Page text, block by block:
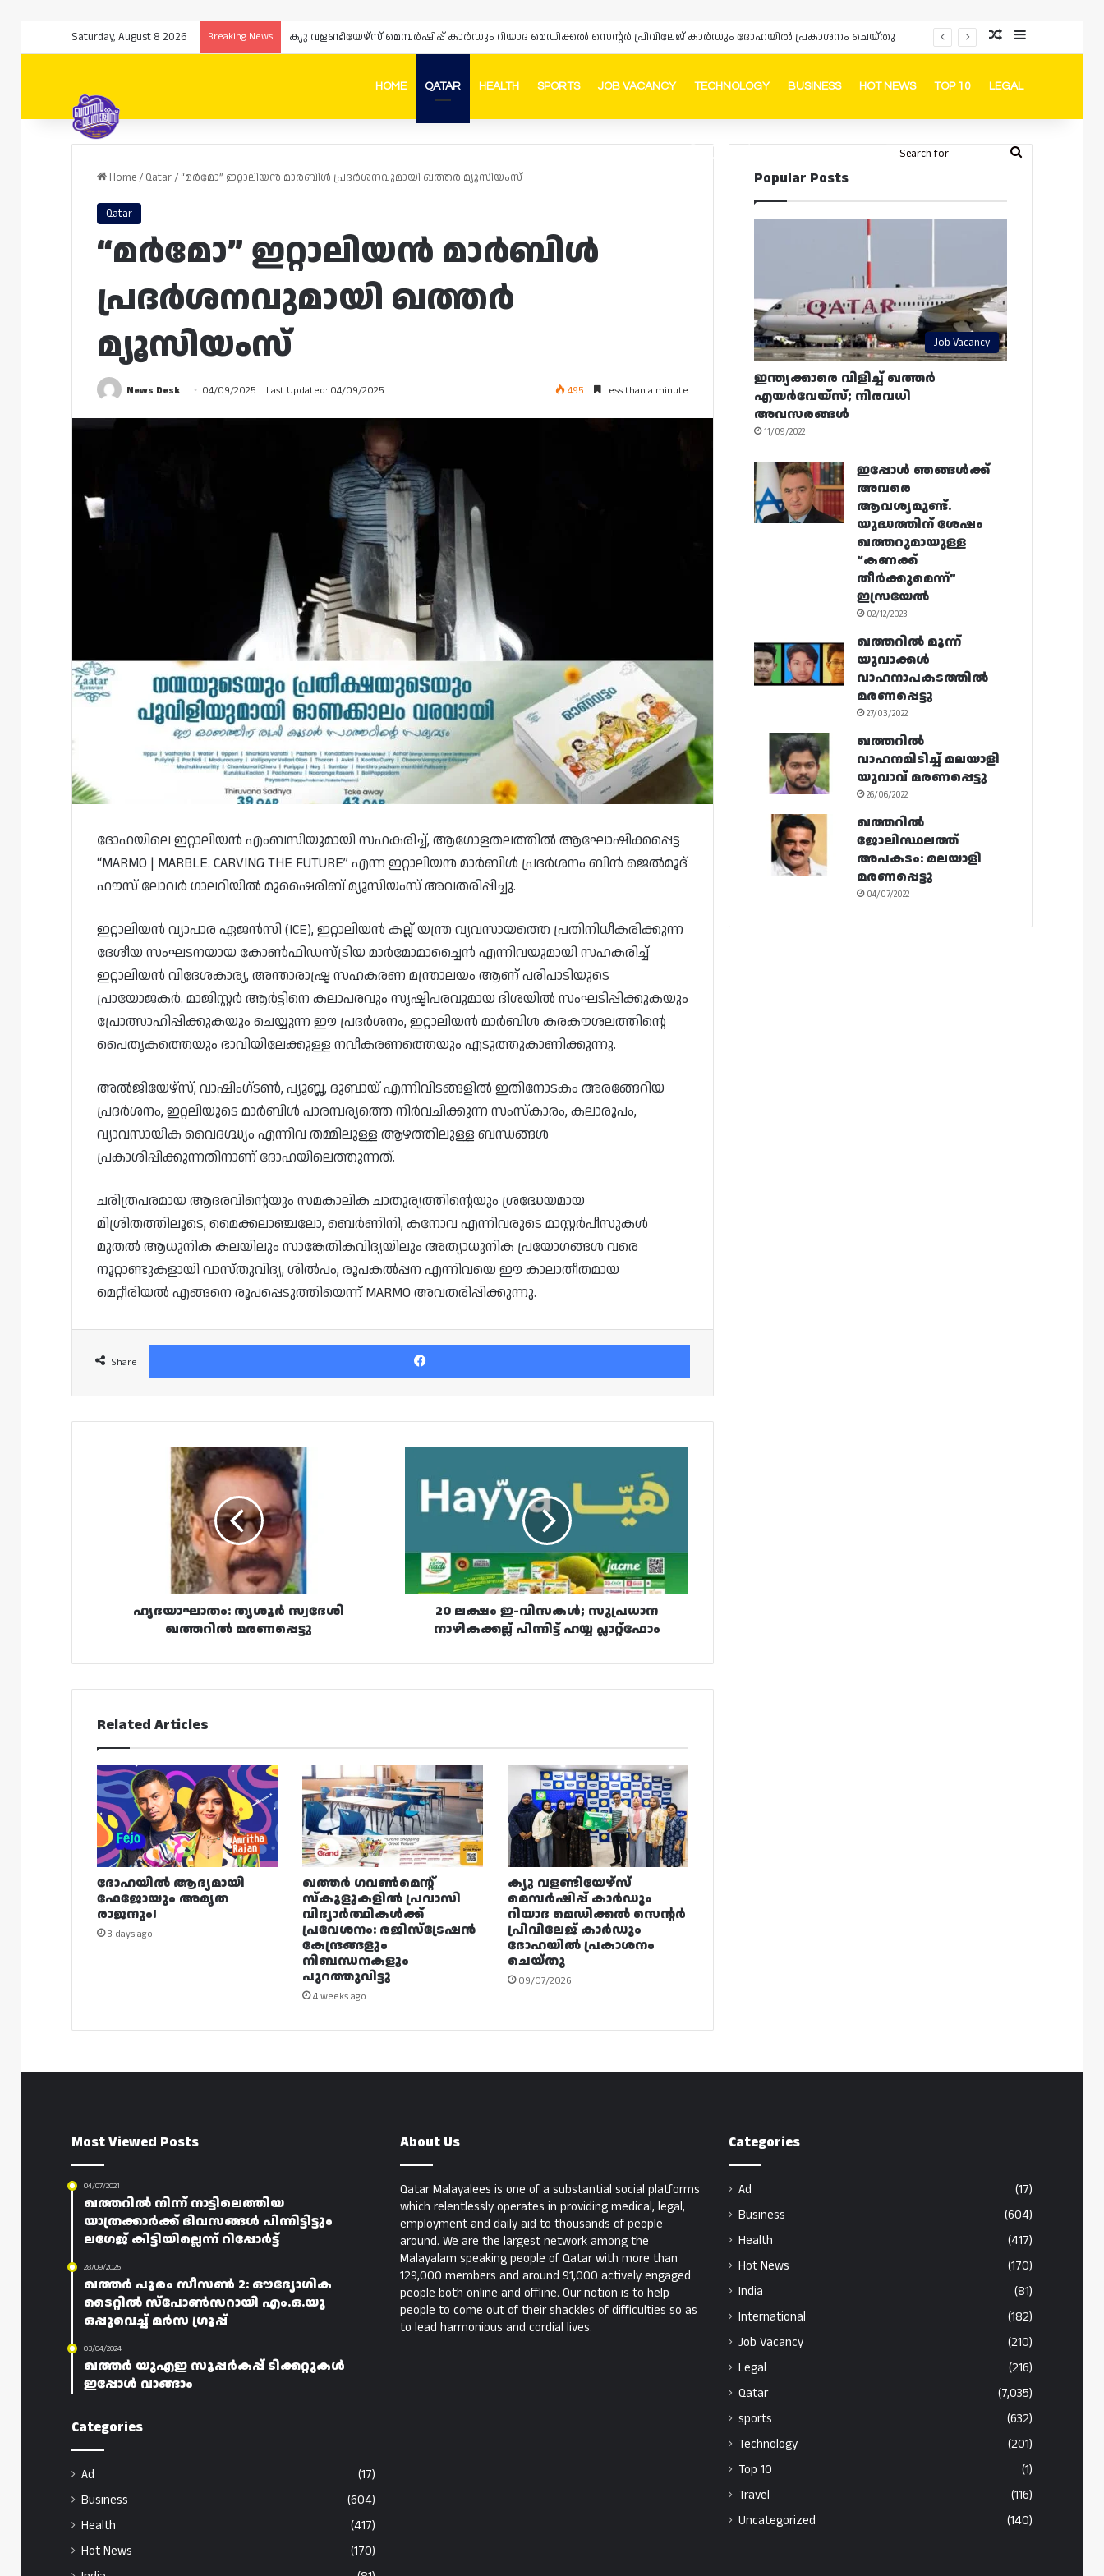
Saturday, August 8 2026 Breaking News ക്യു വളണ്ടിയേഴ്‌സ് മെമ്പർഷിപ്പ് കാർഡും റിയാദ മെഡിക്കൽ സെന്റർ പ്രിവിലേജ് കാർഡും ദോഹയിൽ പ്രകാശനം ചെയ്തു Random Article
Sidebar
HOME QATAR HEALTH SPORTS JOB VACANCY TECHNOLOGY BUSINESS HOT NEWS TOP 10 LEGAL
FacebookInstagram
Telegram
Whatsapp Random Article
Switch skin
Search
Home/ Qatar/ “മർമോ” ഇറ്റാലിയൻ മാർബിൾ പ്രദർശനവുമായി ഖത്തർ മ്യൂസിയംസ്
Qatar
“മർമോ” ഇറ്റാലിയൻ മാർബിൾ
പ്രദർശനവുമായി ഖത്തർ
മ്യൂസിയംസ്
News Desk 04/09/2025 Last Updated: 04/09/2025 495 Less than a minute
ദോഹയിലെ ഇറ്റാലിയൻ എംബസിയുമായി സഹകരിച്ച്, ആഗോളതലത്തിൽ ആഘോഷിക്കപ്പെട്ട
“MARMO | MARBLE. CARVING THE FUTURE” എന്ന ഇറ്റാലിയൻ മാർബിൾ പ്രദർശനം ബിൻ ജെൽമൂദ്
ഹൗസ് ലോവർ ഗാലറിയിൽ മുഷൈരിബ് മ്യൂസിയംസ് അവതരിപ്പിച്ചു.
ഇറ്റാലിയൻ വ്യാപാര ഏജൻസി (ICE), ഇറ്റാലിയൻ കല്ല് യന്ത്ര വ്യവസായത്തെ പ്രതിനിധീകരിക്കുന്ന
ദേശീയ സംഘടനയായ കോൺഫിഡസ്ട്രിയ മാർമോമാച്ചൈൻ എന്നിവയുമായി സഹകരിച്ച്
ഇറ്റാലിയൻ വിദേശകാര്യ, അന്താരാഷ്ട്ര സഹകരണ മന്ത്രാലയം ആണ് പരിപാടിയുടെ
പ്രായോജകർ. മാജിസ്റ്റർ ആർട്ടിനെ കലാപരവും സൃഷ്ടിപരവുമായ ദിശയിൽ സംഘടിപ്പിക്കുകയും
പ്രോത്സാഹിപ്പിക്കുകയും ചെയ്യുന്ന ഈ പ്രദർശനം, ഇറ്റാലിയൻ മാർബിൾ കരകൗശലത്തിന്റെ
പൈതൃകത്തെയും ഭാവിയിലേക്കുള്ള നവീകരണത്തെയും എടുത്തുകാണിക്കുന്നു.
അൽജിയേഴ്‌സ്, വാഷിംഗ്ടൺ, പ്യൂബ്ല, ദുബായ് എന്നിവിടങ്ങളിൽ ഇതിനോടകം അരങ്ങേറിയ
പ്രദർശനം, ഇറ്റലിയുടെ മാർബിൾ പാരമ്പര്യത്തെ നിർവചിക്കുന്ന സംസ്കാരം, കലാരൂപം,
വ്യാവസായിക വൈദഗ്ദ്ധ്യം എന്നിവ തമ്മിലുള്ള ആഴത്തിലുള്ള ബന്ധങ്ങൾ
പ്രകാശിപ്പിക്കുന്നതിനാണ് ദോഹയിലെത്തുന്നത്.
ചരിത്രപരമായ ആദരവിന്റെയും സമകാലിക ചാതുര്യത്തിന്റെയും ശ്രദ്ധേയമായ
മിശ്രിതത്തിലൂടെ, മൈക്കലാഞ്ചലോ, ബെർണിനി, കനോവ എന്നിവരുടെ മാസ്റ്റർപീസുകൾ
മുതൽ ആധുനിക കലയിലും സാങ്കേതികവിദ്യയിലും അത്യാധുനിക പ്രയോഗങ്ങൾ വരെ
നൂറ്റാണ്ടുകളായി വാസ്തുവിദ്യ, ശിൽപം, രൂപകൽപ്പന എന്നിവയെ ഈ കാലാതീതമായ
മെറ്റീരിയൽ എങ്ങനെ രൂപപ്പെടുത്തിയെന്ന് MARMO അവതരിപ്പിക്കുന്നു.
Share
Facebook
ഹൃദയാഘാതം:
ഹൃദയാഘാതം: തൃശൂർ സ്വദേശി
ഖത്തറിൽ മരണപ്പെട്ടു
പിന്നിട്ട്
ഹയ്യ
പ്ലാറ്റ്ഫോം
20 ലക്ഷം ഇ-വിസകൾ; സുപ്രധാന
നാഴികക്കല്ല് പിന്നിട്ട് ഹയ്യ പ്ലാറ്റ്ഫോം
Related Articles
ദോഹയിൽ ആദ്യമായി
ഫേജോയും അമൃത
രാജനും!
3 days ago
ഖത്തർ ഗവൺമെന്റ്
സ്കൂളുകളിൽ പ്രവാസി
വിദ്യാർത്ഥികൾക്ക്
പ്രവേശനം: രജിസ്ട്രേഷൻ
കേന്ദ്രങ്ങളും
നിബന്ധനകളും
പുറത്തുവിട്ടു
4 weeks ago
ക്യു വളണ്ടിയേഴ്‌സ്
മെമ്പർഷിപ്പ് കാർഡും
റിയാദ മെഡിക്കൽ സെന്റർ
പ്രിവിലേജ് കാർഡും
ദോഹയിൽ പ്രകാശനം
ചെയ്തു
09/07/2026
Popular Posts
Job Vacancy
ഇന്ത്യക്കാരെ വിളിച്ച് ഖത്തർ
എയർവേയ്‌സ്; നിരവധി
അവസരങ്ങൾ
11/09/2022
ഇപ്പോൾ ഞങ്ങൾക്ക്
അവരെ
ആവശ്യമുണ്ട്.
യുദ്ധത്തിന് ശേഷം
ഖത്തറുമായുള്ള
“കണക്ക്
തീർക്കുമെന്ന്”
ഇസ്രയേൽ
02/12/2023
ഖത്തറിൽ മൂന്ന്
യുവാക്കൾ
വാഹനാപകടത്തിൽ
മരണപ്പെട്ടു
27/03/2022
ഖത്തറിൽ
വാഹനമിടിച്ച് മലയാളി
യുവാവ് മരണപ്പെട്ടു
26/06/2022
ഖത്തറിൽ
ജോലിസ്ഥലത്ത്
അപകടം: മലയാളി
മരണപ്പെട്ടു
04/07/2022
Most Viewed Posts
04/07/2021
ഖത്തറിൽ നിന്ന് നാട്ടിലെത്തിയ
യാത്രക്കാർക്ക് ദിവസങ്ങൾ പിന്നിട്ടിട്ടും
ലഗേജ് കിട്ടിയില്ലെന്ന് റിപ്പോർട്ട്
28/09/2025
ഖത്തർ പൂരം സീസൺ 2: ഔദ്യോഗിക
ടൈറ്റിൽ സ്പോൺസറായി എം.ഒ.യു
ഒപ്പുവെച്ച് മർസ ഗ്രൂപ്പ്
03/04/2024
ഖത്തർ യുഎഇ സൂപ്പർകപ്പ് ടിക്കറ്റുകൾ
ഇപ്പോൾ വാങ്ങാം
Categories
Ad
(17)
Business
(604)
Health
(417)
Hot News
(170)
About Us
Qatar Malayalees is one of a substantial social platforms
which relentlessly operates in providing medical, legal,
employment and daily aid to thousands of people
around. We are the largest network among the
Malayalam speaking people of Qatar with more than
129,000 members and around 91,000 actively engaged
people both online and offline. Our notion is to help
people to come out of their shackles of difficulties so as
to lead harmonious and cordial lives.
Categories
Ad
(17)
Business
(604)
Health
(417)
Hot News
(170)
India
(81)
International
(182)
Job Vacancy
(210)
Legal
(216)
Qatar
(7,035)
sports
(632)
Technology
(201)
Top 10
(1)
Travel
(116)
Uncategorized
(140)